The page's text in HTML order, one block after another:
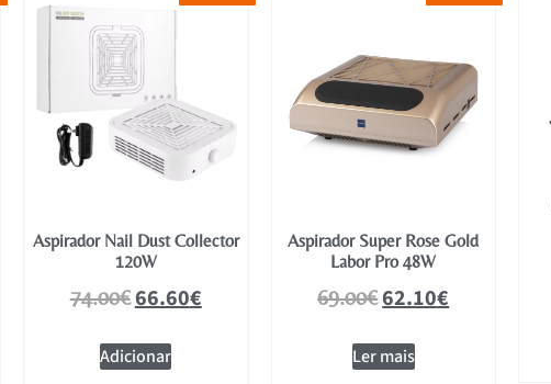
Aspirador Nail Dust Collector
120W
74.00€66.60€
Adicionar
Aspirador Super Rose Gold
Labor Pro 48W
69.00€62.10€
Ler mais